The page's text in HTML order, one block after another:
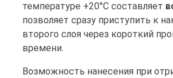
температуре +20°С составляет
позволяет сразу приступить к
второго слоя через короткий
времени.
Возможность нанесения при